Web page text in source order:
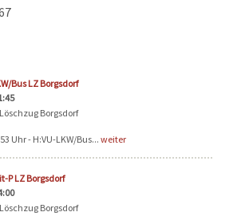
Bus LZ Borgsdorf
Borgsdorf
Uhr - H:VU-LKW/Bus... weiter
P LZ Borgsdorf
Borgsdorf